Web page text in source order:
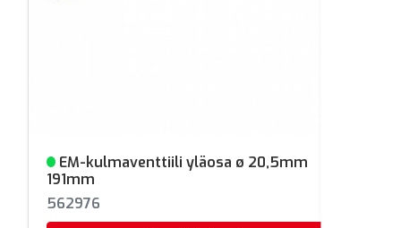
Varastossa
EM-kulmaventtiili yläosa ø 20,5mm
191mm
562976